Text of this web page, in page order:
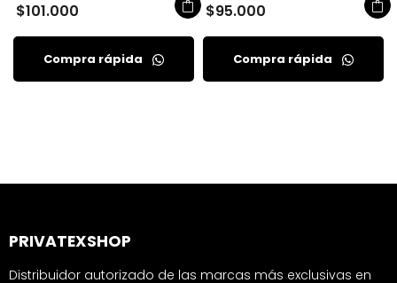
$101.000
Compra rápida
$95.000
Compra rápida
PRIVATEXSHOP
Distribuidor autorizado de las marcas más exclusivas en